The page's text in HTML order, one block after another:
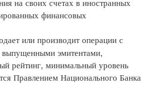
финансовых
или производит операции с
эмитентами,
рейтинг, минимальный уровень
Правлением Национального Банка